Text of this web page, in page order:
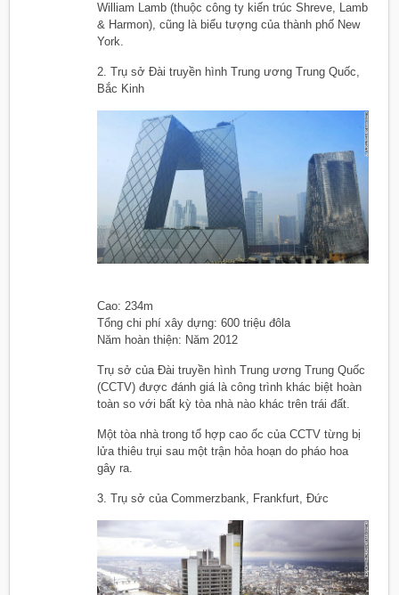
William Lamb (thuộc công ty kiến trúc Shreve, Lamb
& Harmon), cũng là biểu tượng của thành phố New
York.
2. Trụ sở Đài truyền hình Trung ương Trung Quốc,
Bắc Kinh
Cao: 234m
Tổng chi phí xây dựng: 600 triệu đôla
Năm hoàn thiện: Năm 2012
Trụ sở của Đài truyền hình Trung ương Trung Quốc
(CCTV) được đánh giá là công trình khác biệt hoàn
toàn so với bất kỳ tòa nhà nào khác trên trái đất.
Một tòa nhà trong tổ hợp cao ốc của CCTV từng bị
lửa thiêu trụi sau một trận hỏa hoạn do pháo hoa
gây ra.
3. Trụ sở của Commerzbank, Frankfurt, Đức